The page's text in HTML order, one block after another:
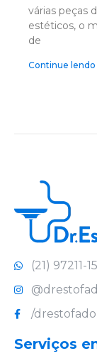
várias peças
estéticos, o
de
Continue lendo
(21) 97211-
/drestofado
Serviços